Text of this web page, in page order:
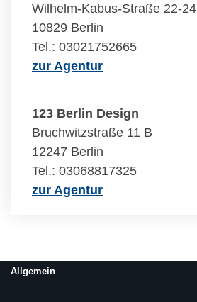
Wilhelm-Kabus-Straße 22-24
10829 Berlin
Tel.: 03021752665
zur Agentur
123 Berlin Design
Bruchwitzstraße 11 B
12247 Berlin
Tel.: 03068817325
zur Agentur
Allgemein